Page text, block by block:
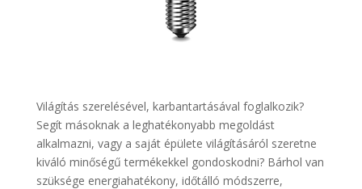
Világítás szerelésével, karbantartásával foglalkozik?
Segít másoknak a leghatékonyabb megoldást
alkalmazni, vagy a saját épülete világításáról szeretne
kiváló minőségű termékekkel gondoskodni? Bárhol van
szüksége energiahatékony, időtálló módszerre,